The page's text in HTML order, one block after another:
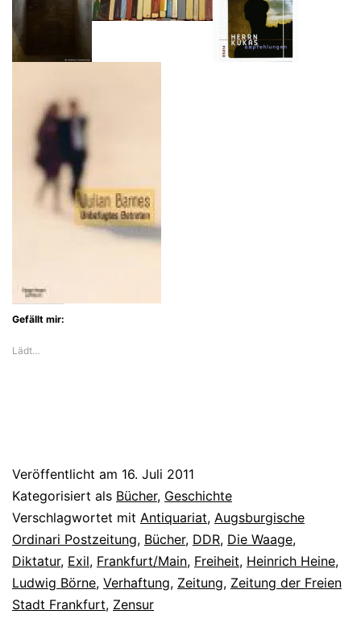
Gefällt mir:
Lädt…
Veröffentlicht am 16. Juli 2011
Kategorisiert als Bücher, Geschichte
Verschlagwortet mit Antiquariat, Augsburgische
Ordinari Postzeitung, Bücher, DDR, Die Waage,
Diktatur, Exil, Frankfurt/Main, Freiheit, Heinrich Heine,
Ludwig Börne, Verhaftung, Zeitung, Zeitung der Freien
Stadt Frankfurt, Zensur